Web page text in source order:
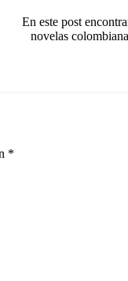
En este post
novelas
*